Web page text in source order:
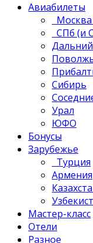
Авиабилеты
СПб (и
Сибирь
Урал
ЮФО
Бонусы
Зарубежье
Турция
Армения
Мастер-класс
Отели
Разное